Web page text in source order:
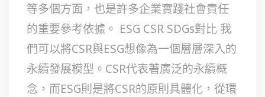
等多個方面，也是許多企業實踐社會責任
的重要參考依據。 ESG CSR SDGs對比 我
們可以將CSR與ESG想像為一個層層深入的
永續發展模型。CSR代表著廣泛的永續概
念，而ESG則是將CSR的原則具體化，從環